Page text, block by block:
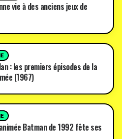
vie à des anciens jeux de
: les premiers épisodes de la
(1967)
Batman de 1992 fête ses